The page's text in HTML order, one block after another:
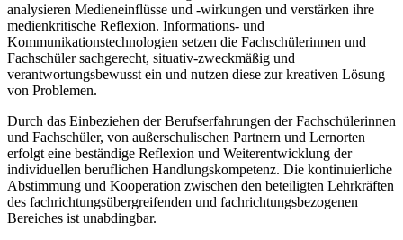
analysieren Medieneinflüsse und -wirkungen und verstärken ihre
medien­kritische Reflexion. Informations- und
Kommunikationstechnologien setzen die Fachschüle­rinnen und
Fachschüler sachgerecht, situativ-zweckmäßig und
verantwortungsbewusst ein und nutzen diese zur kreativen Lösung
von Problemen.
Durch das Einbeziehen der Berufserfahrungen der Fachschülerinnen
und Fachschüler, von außerschulischen Partnern und Lernorten
erfolgt eine beständige Reflexion und Weiterentwicklung der
individuellen beruflichen Handlungskompetenz. Die kontinuierliche
Abstimmung und Kooperation zwischen den beteiligten Lehrkräften
des fachrichtungs­übergreifenden und fachrichtungsbezogenen
Bereiches ist unabdingbar.